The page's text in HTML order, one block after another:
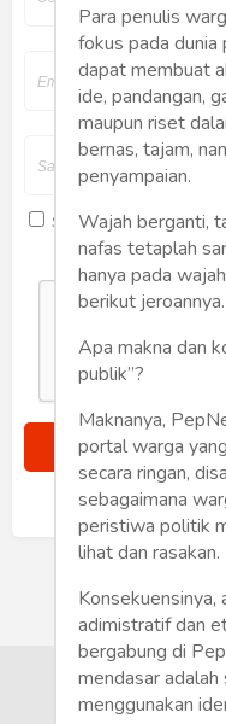
Hankam
Internasional
Bisnis
Humaniora
Sketsa
Tekno
Gaya
Wisata
Wanita
Saya setuju denganterm
Para penulis
fokus pada dunia
dapat membuat
ide, pandangan,
maupun riset
bernas, tajam,
penyampaian.
Wajah berganti,
nafas tetaplah
hanya pada
berikut jeroannya.
Apa makna dan
publik”?
Maknanya,
portal warga
secara ringan,
sebagaimana
peristiwa politik
lihat dan rasakan.
Konsekuensinya,
adimistratif dan
bergabung di
mendasar
menggunakan